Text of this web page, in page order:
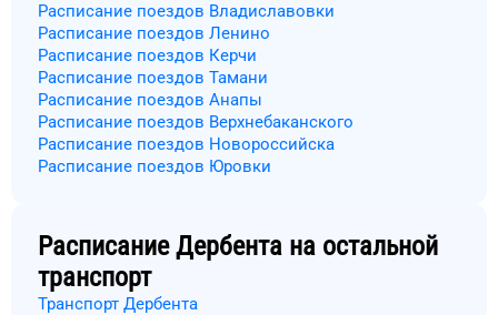
Расписание поездов Владиславовки
Расписание поездов Ленино
Расписание поездов Керчи
Расписание поездов Тамани
Расписание поездов Анапы
Расписание поездов Верхнебаканского
Расписание поездов Новороссийска
Расписание поездов Юровки
РасписаниеДербента на остальной
транспорт
Транспорт Дербента